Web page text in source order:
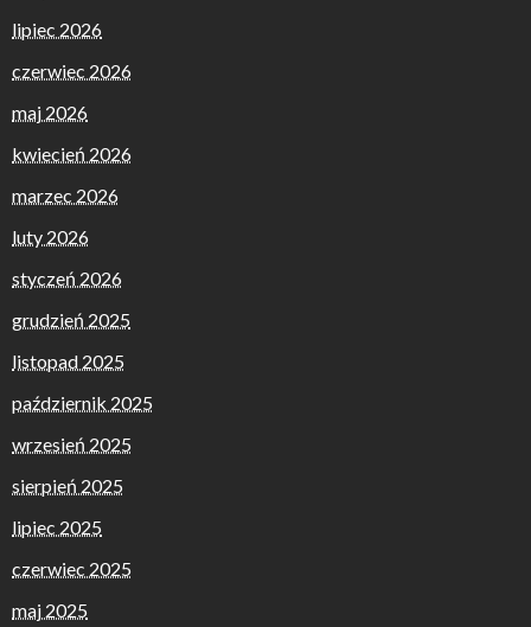
lipiec 2026
czerwiec 2026
maj 2026
kwiecień 2026
marzec 2026
luty 2026
styczeń 2026
grudzień 2025
listopad 2025
październik 2025
wrzesień 2025
sierpień 2025
lipiec 2025
czerwiec 2025
maj 2025